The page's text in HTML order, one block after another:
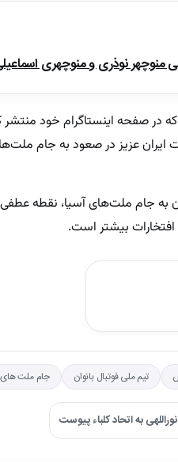
نوذری و منوچهری
در صفحه اینستاگرام خود منتشر
ایران عزیز در صعود به جام
به جام ملت‌های آسیا، نقطه
بیشتر است.
تیم ملی فوتبال بانوان جام ملت های